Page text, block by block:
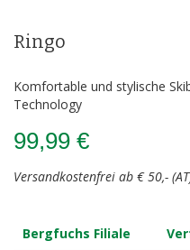
der
Bildergalerie
Ringo
Komfortable und stylische
Technology
99,99 €
Versandkostenfrei ab € 50,-
Bergfuchs Filiale